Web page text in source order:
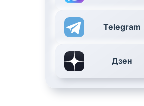
Telegram
Дзен